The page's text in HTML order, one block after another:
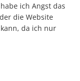
ich Angst das
die Website
da ich nur